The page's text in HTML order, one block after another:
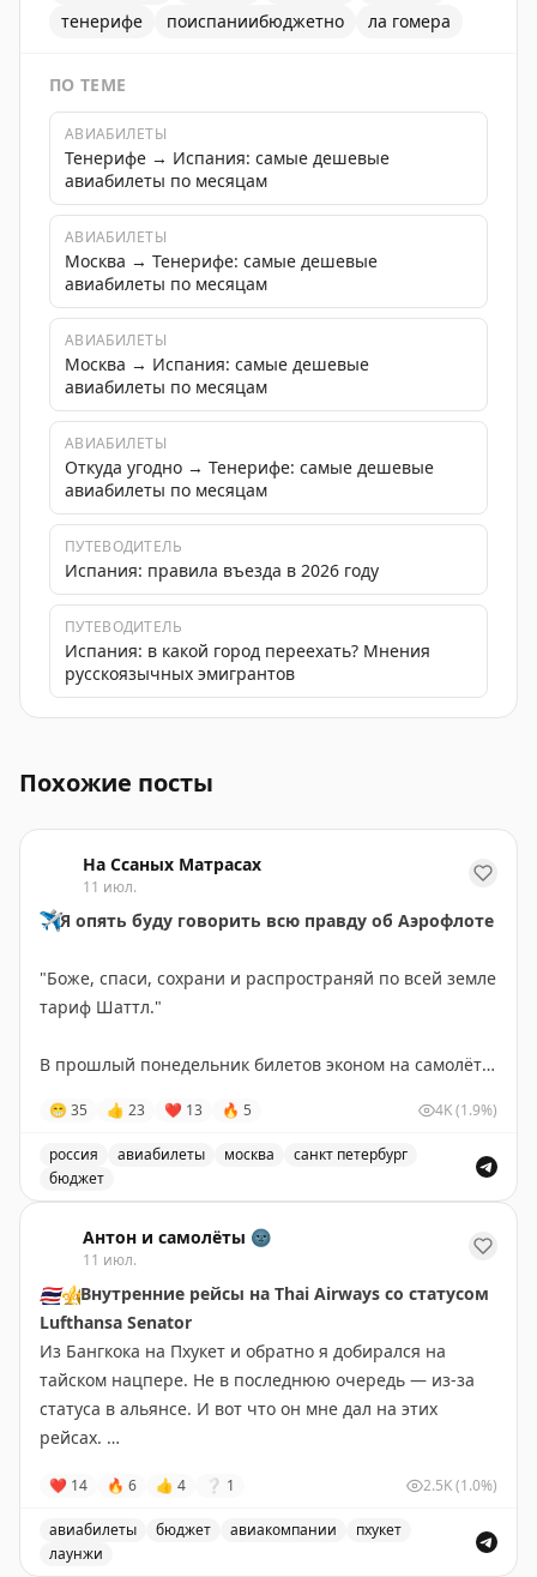
тенерифе
поиспаниибюджетно ла гомера
ПО ТЕМЕ
АВИАБИЛЕТЫ
Тенерифе → Испания: самые дешевые
авиабилеты по месяцам
АВИАБИЛЕТЫ
Москва → Тенерифе: самые дешевые
авиабилеты по месяцам
АВИАБИЛЕТЫ
Москва → Испания: самые дешевые
авиабилеты по месяцам
АВИАБИЛЕТЫ
Откуда угодно → Тенерифе: самые дешевые
авиабилеты по месяцам
ПУТЕВОДИТЕЛЬ
Испания: правила въезда в 2026 году
ПУТЕВОДИТЕЛЬ
Испания: в какой город переехать? Мнения
русскоязычных эмигрантов
Похожие посты
На Ссаных Матрасах
11 июл.
✈️Я опять буду говорить всю правду об Аэрофлоте
"Боже, спаси, сохрани и распространяй по всей земле
тариф Шаттл."
В прошлый понедельник билетов эконом на самолёте
Тошнит, когда слышу "от слова совсем" — совсем уже
и слово, и усиление само по себе. Не надо усиливать
усиление.
Во вторник утренние и дневные рейсы появились, но
по цене от 25 000 ₽.
Я же купил самый дешёвый рейс по тарифу Шаттл за
5600₽ — как обычно, самый поздний. А утром в день
вылета через чат-бот поменял БЕСПЛАТНО на
нужный мне рейс в 17:00, который стоил 25 000 ₽.
➖Про тариф Шаттл.
➖Почему “Шаттл” почти идеальный?
😁 35 👍 23 ❤ 13 🔥 5 4K(1.9%)
россия авиабилеты москва
санкт петербург
бюджет
Антон и самолёты 🌚
11 июл.
🇹🇭⚜️Внутренние рейсы на Thai Airways со статусом
Lufthansa Senator
Из Бангкока на Пхукет и обратно я добирался на
тайском нацпере. Не в последнюю очередь — из-за
статуса в альянсе. И вот что он мне дал на этих
рейсах.
🛎️Приоритетная регистрация
Я не пользовался приоритетной регистрацией. На
первый рейс я зачекинился онлайн, багаж не сдавал,
❤ 14 🔥 6 👍 4 ❔ 1 2.5K(1.0%)
авиабилеты бюджет авиакомпании
пхукет
лаунжи